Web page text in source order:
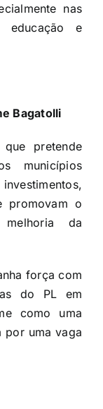
nas
educação e
Bagatolli
pretende
municípios
promovam o
da
força com
do PL em
como uma
por uma vaga